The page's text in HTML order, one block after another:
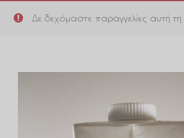
Δε δεχόμαστε παραγγελίες αυτή τη